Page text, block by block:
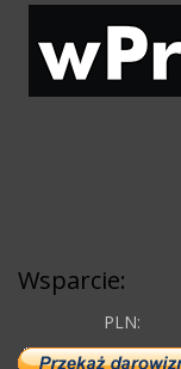
Wsparcie:
PLN: